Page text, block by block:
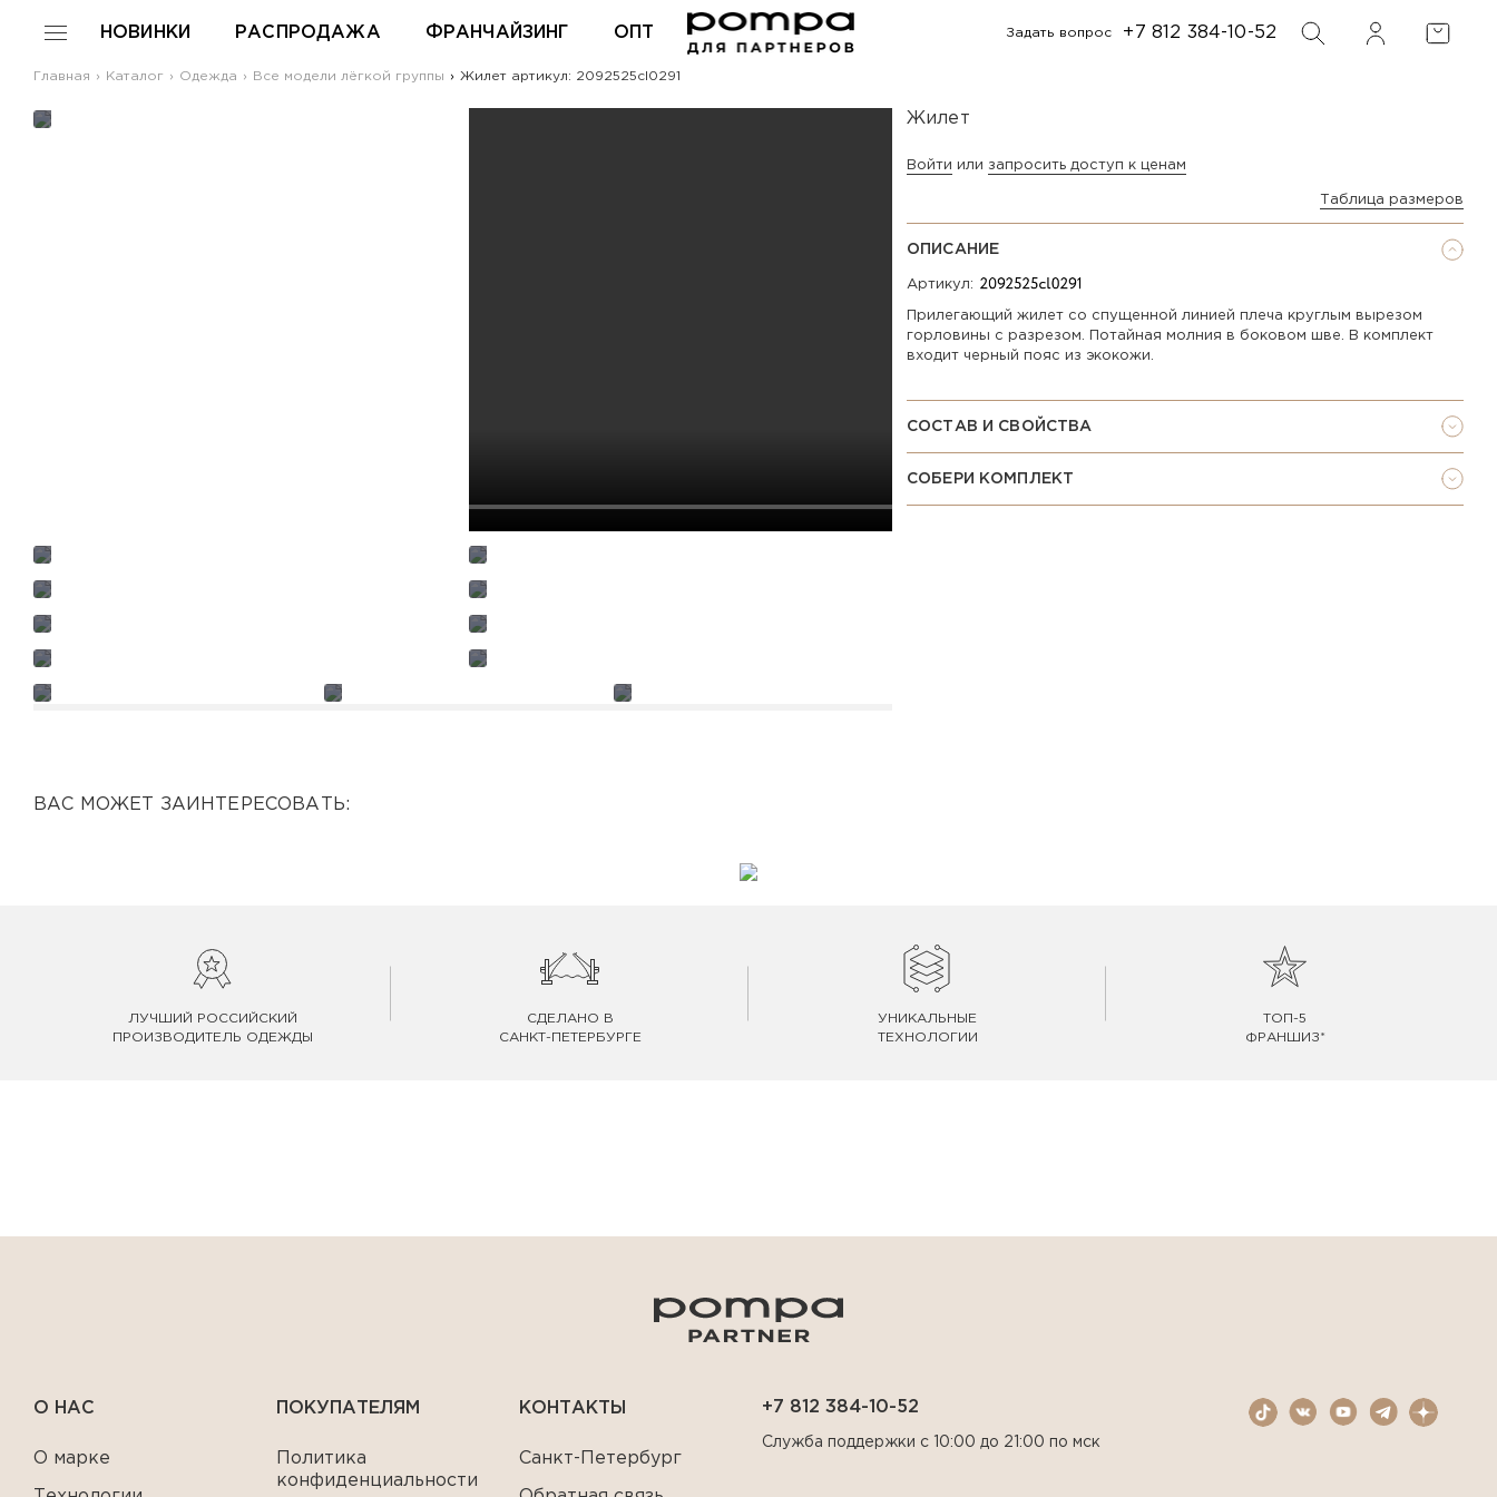
НОВИНКИ РАСПРОДАЖА ФРАНЧАЙЗИНГ ОПТ Задать вопрос +7 812 384-10-52 ФИЛЬТР
ПОИСК
Главная Каталог Одежда Все модели лёгкой группы Жилет артикул: 2092525cl0291
Жилет
Войти или запросить доступ к ценам
Таблица размеров
ОПИСАНИЕ
Артикул:
Прилегающий жилет со спущенной линией плеча круглым вырезом
горловины с разрезом. Потайная молния в боковом шве. В комплект
входит черный пояс из экокожи.
СОСТАВ И СВОЙСТВА
СОБЕРИ КОМПЛЕКТ
ВАС МОЖЕТ ЗАИНТЕРЕСОВАТЬ:
ЛУЧШИЙ РОССИЙСКИЙ
ПРОИЗВОДИТЕЛЬ ОДЕЖДЫ
СДЕЛАНО В
САНКТ-ПЕТЕРБУРГЕ
УНИКАЛЬНЫЕ
ТЕХНОЛОГИИ
ТОП-5
ФРАНШИЗ*
О НАС
О марке
ПОКУПАТЕЛЯМ
Политика
конфиденциальности
КОНТАКТЫ
Санкт-Петербург
+7 812 384-10-52
Служба поддержки с 10:00 до 21:00 по мск